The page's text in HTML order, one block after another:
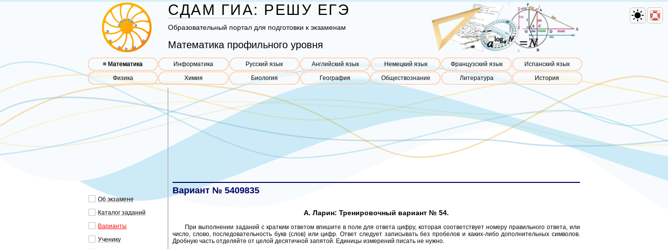
СДАМ ГИА: РЕШУ ЕГЭ
Об­ра­зо­ва­тель­ный пор­тал для под­го­тов­ки к эк­за­ме­нам
Математика профильного уровня
≡ Математика Информатика Русский язык Английский язык Немецкий язык Французский язык
Испанский язык
Физика
Химия Биология География Обществознание Литература История
Об эк­за­ме­не
Ка­та­лог за­да­ний
Ва­ри­ан­ты
Уче­ни­ку
Вариант № 5409835
А. Ларин: Тренировочный вариант № 54.
При вы­пол­не­нии за­да­ний с крат­ким от­ве­том впи­ши­те в поле для от­ве­та цифру, ко­то­рая со­от­вет­ству­ет но­ме­ру пра­виль­но­го от­ве­та, или
число, слово, по­сле­до­ва­тель­ность букв (слов) или цифр. Ответ сле­ду­ет за­пи­сы­вать без про­бе­лов и каких-либо до­пол­ни­тель­ных сим­во­лов.
Дроб­ную часть от­де­ляй­те от целой де­ся­тич­ной за­пя­той. Еди­ни­цы из­ме­ре­ний пи­сать не нужно.